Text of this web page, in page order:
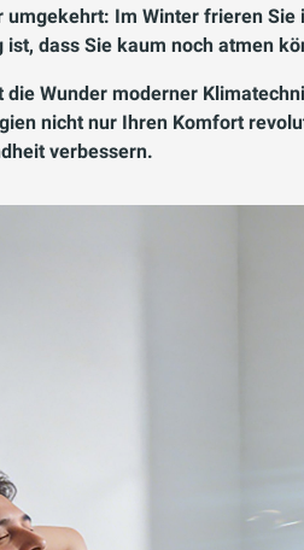
umgekehrt: Im Winter frieren
dass Sie kaum noch atmen
die Wunder moderner
nicht nur Ihren Komfort
verbessern.